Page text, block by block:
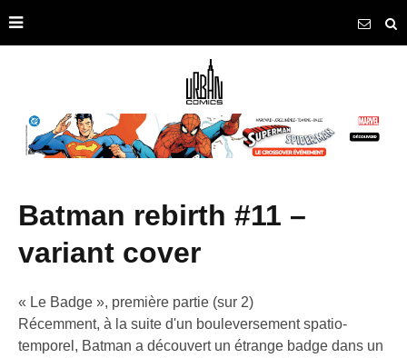
batman rebirth #11 –
variant cover
« Le Badge », première partie (sur 2)
Récemment, à la suite d'un bouleversement spatio-
temporel, Batman a découvert un étrange badge dans un